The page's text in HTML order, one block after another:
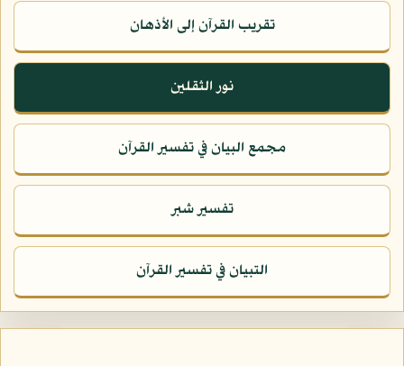
تقريب القرآن إلى الأذهان
نور الثقلين
مجمع البيان في تفسير القرآن
تفسير شبر
التبيان في تفسير القرآن